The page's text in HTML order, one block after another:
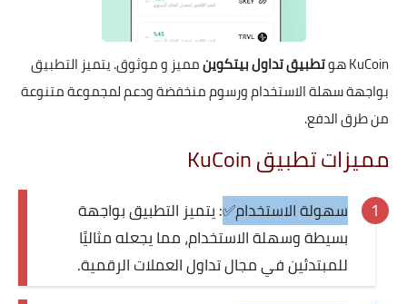
KuCoin هو تطبيق تداول بيتكوينمميز و موثوق. يتميز التطبيق
بواجهة سهلة الاستخدام ورسوم منخفضة ودعم لمجموعة متنوعة
من طرق الدفع.
مميزات تطبيق KuCoin
سهولة الاستخدام✅: يتميز التطبيق بواجهة
بسيطة وسهلة الاستخدام، مما يجعله مثاليًا
للمبتدئين في مجال تداول العملات الرقمية.